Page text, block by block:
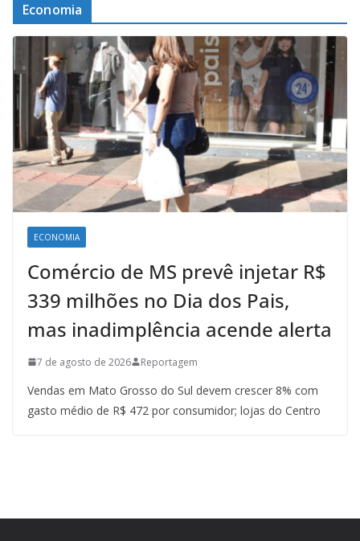
Economia
ECONOMIA
Comércio de MS prevê injetar R$
339 milhões no Dia dos Pais,
mas inadimplência acende alerta
7 de agosto de 2026 Reportagem
Vendas em Mato Grosso do Sul devem crescer 8% com
gasto médio de R$ 472 por consumidor; lojas do Centro